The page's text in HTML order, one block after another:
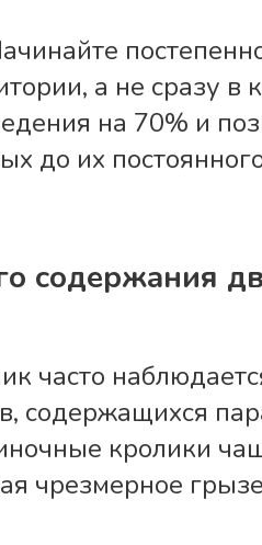
а не сразу в
на 70% и
до их
содержания
часто
содержащихся
кролики
чрезмерное